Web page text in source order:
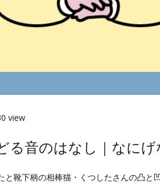
view
る音のはなし｜なにげ
と靴下柄の相棒猫・くつしたさんの凸